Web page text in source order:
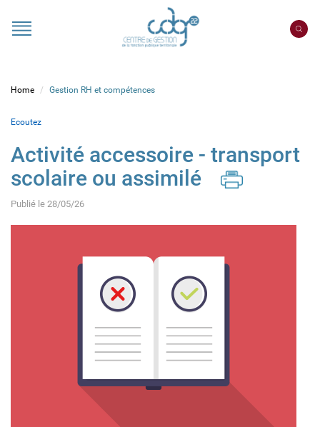
CDG
Home Gestion RH et compétences
Ecoutez
Activité accessoire - transport
scolaire ou assimilé
Publié le 28/05/26